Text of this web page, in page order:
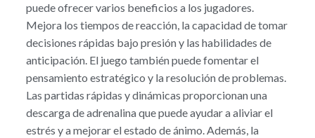
puede ofrecer varios beneficios a los jugadores.
Mejora los tiempos de reacción, la capacidad de tomar
decisiones rápidas bajo presión y las habilidades de
anticipación. El juego también puede fomentar el
pensamiento estratégico y la resolución de problemas.
Las partidas rápidas y dinámicas proporcionan una
descarga de adrenalina que puede ayudar a aliviar el
estrés y a mejorar el estado de ánimo. Además, la